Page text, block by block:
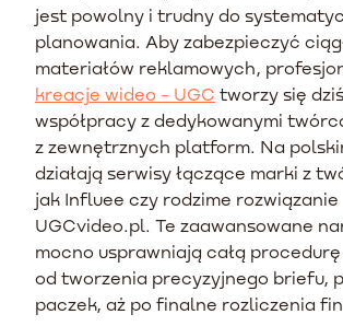
jest powolny i trudny do
planowania. Aby zabezpieczyć
materiałów reklamowych,
kreacje wideo - UGC tworzy się
współpracy z dedykowanymi
z zewnętrznych platform. Na
działają serwisy łączące marki z
jak Influee czy rodzime rozwiązanie
UGCvideo.pl. Te zaawansowane
mocno usprawniają całą
od tworzenia precyzyjnego briefu,
paczek, aż po finalne rozliczenia